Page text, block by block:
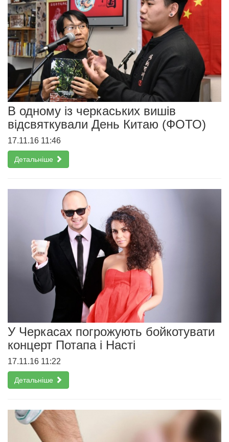
В одному із черкаських вишів
відсвяткували День Китаю (ФОТО)
17.11.16 11:46
Детальніше
У Черкасах погрожують бойкотувати
концерт Потапа і Насті
17.11.16 11:22
Детальніше